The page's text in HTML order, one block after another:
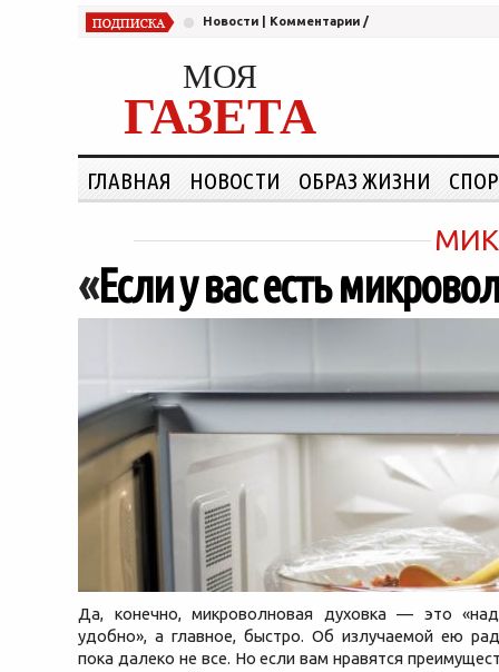
Новости Комментарии /
МОЯ
ГАЗЕТА
ГЛАВНАЯ НОВОСТИ ОБРАЗ ЖИЗНИ
«Если у вас есть
Да, конечно, микроволновая духовка — это
удобно», а главное, быстро. Об излучаемой ею
пока далеко не все. Но если вам нравятся